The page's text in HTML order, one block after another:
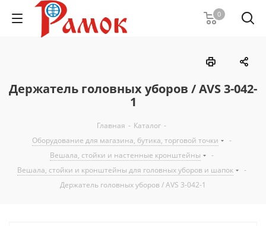
0
Держатель головных уборов / AVS 3-042-
1
Главная - Каталог -
Оборудование для магазина, бутика, торговой точки
-
Вешала, стойки и настенные кронштейны
-
Вешала, стойки и кронштейны для головных уборов и шапок
-
Держатель головных уборов / AVS 3-042-1